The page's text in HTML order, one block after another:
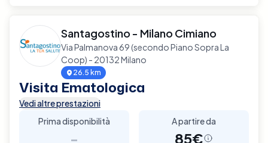
Santagostino - Milano Cimiano
Via Palmanova 69 (secondo Piano Sopra La
Coop) - 20132 Milano
26.5 km
Visita Ematologica
Vedi altre prestazioni
Prima disponibilità
-
A partire da
85€